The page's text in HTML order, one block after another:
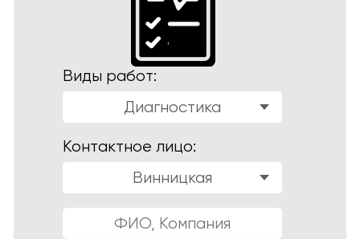
Виды работ:
Диагностика
Контактное лицо:
Винницкая